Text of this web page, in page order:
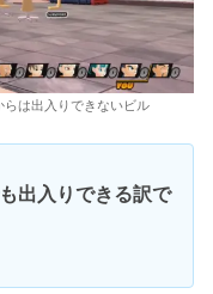
は出入りできないビル
出入りできる訳で